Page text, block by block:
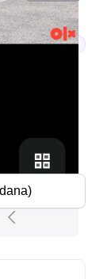
2014